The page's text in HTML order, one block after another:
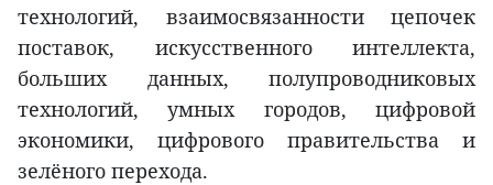
технологий, взаимосвязанности цепочек
поставок, искусственного интеллекта,
больших данных, полупроводниковых
технологий, умных городов, цифровой
экономики, цифрового правительства и
зелёного перехода.